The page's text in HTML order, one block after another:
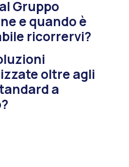
Gruppo
e quando è
ricorrervi?
oltre agli
a